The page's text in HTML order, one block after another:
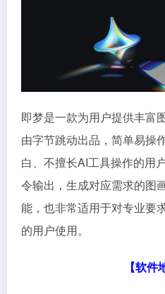
即梦是一款为用户提供丰富
由字节跳动出品，简单易操
白、不擅长AI工具操作的用
令输出，生成对应需求的图
能，也非常适用于对专业要
的用户使用。
【软件